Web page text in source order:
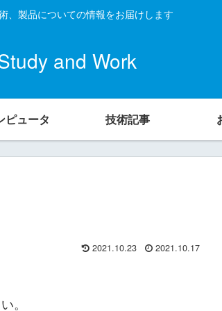
、製品についての情報をお届けします
and Work
ピュータ 技術記事
2021.10.23 2021.10.17
。